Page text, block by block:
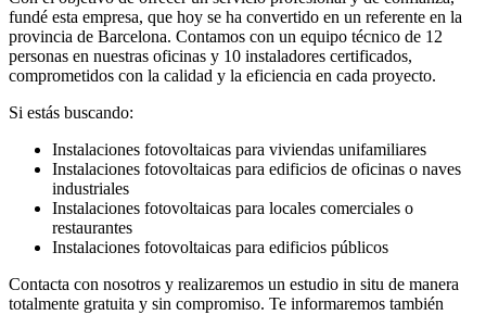
fundé esta empresa, que hoy se ha convertido en un referente en la
provincia de Barcelona. Contamos con un equipo técnico de 12
personas en nuestras oficinas y 10 instaladores certificados,
comprometidos con la calidad y la eficiencia en cada proyecto.
Si estás buscando:
Instalaciones fotovoltaicas para viviendas unifamiliares
Instalaciones fotovoltaicas para edificios de oficinas o naves
industriales
Instalaciones fotovoltaicas para locales comerciales o
restaurantes
Instalaciones fotovoltaicas para edificios públicos
Contacta con nosotros y realizaremos un estudio in situ de manera
totalmente gratuita y sin compromiso. Te informaremos también